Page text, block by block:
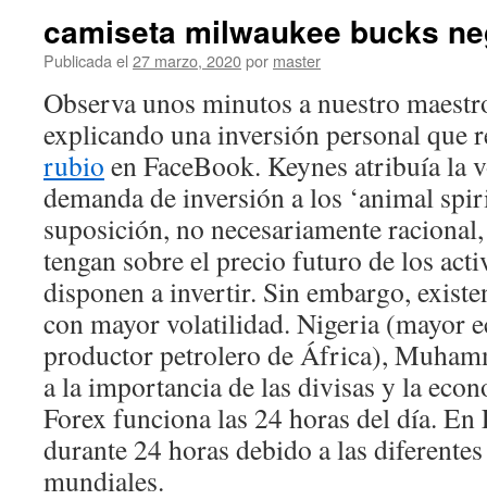
camiseta milwaukee bucks
Publicada el 27 marzo, 2020por master
Observa unos minutos a nuestro
explicando una inversión personal que
rubio en FaceBook. Keynes atribuía la
demanda de inversión a los ‘animal
suposición, no necesariamente
tengan sobre el precio futuro de los
disponen a invertir. Sin embargo,
con mayor volatilidad. Nigeria (mayor
productor petrolero de África),
a la importancia de las divisas y la
Forex funciona las 24 horas del día. En
durante 24 horas debido a las
mundiales.